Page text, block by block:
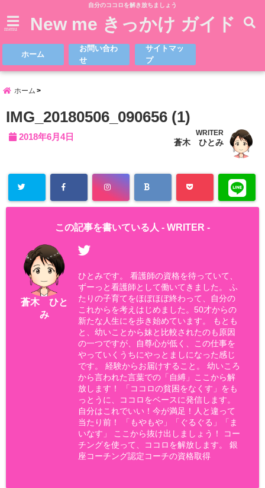
自分のココロを解き放ちましょう
menu New me きっかけ ガイド
ホーム
お問い合わ
せ
サイトマッ
プ
ホーム
IMG_20180506_090656 (1)
2018年6月4日 WRITER
蒼木 ひとみ
この記事を書いている人 - WRITER -
蒼木 ひと
み
ひとみです。 看護師の資格を待っていて、
ずーっと看護師として働いてきました。 ふ
たりの子育てをほぼほぼ終わって、自分の
これからを考えはじめました。50才からの
新たな人生にを歩き始めています。 もとも
と、幼いことから妹と比較されたのも原因
の一つですが、自尊心が低く、この仕事を
やっていくうちにやっとましになった感じ
です。 経験からお届けすること。 幼いころ
から言われた言葉での「自縛」ここから解
放します！ 「ココロの貧困をなくす」をも
っとうに、ココロをベースに発信します。
自分はこれでいい！今が満足！人と違って
当たり前！ 「もやもや」「ぐるぐる」「ま
いなす」 ここから抜け出しましょう！ コー
チングを使って、ココロを解放します。 銀
座コーチング認定コーチの資格取得